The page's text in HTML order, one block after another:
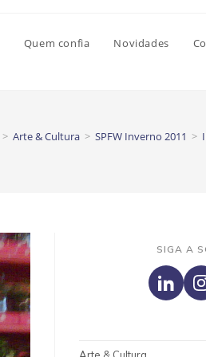
Quem confia Novidades
> Arte & Cultura > SPFW Inverno 2011 >
SIGA A